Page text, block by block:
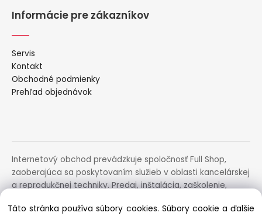
Informácie pre zákazníkov
Servis
Kontakt
Obchodné podmienky
Prehľad objednávok
Internetový obchod prevádzkuje spoločnosť Full Shop,
zaoberajúca sa poskytovaním služieb v oblasti kancelárskej
a reprodukčnej techniky. Predaj, inštalácia, zaškolenie,
zariadení.
Táto stránka používa súbory cookies. Súbory cookie a ďalšie